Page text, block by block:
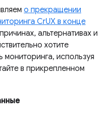
о прекращении
CrUX в конце
альтернативах и
хотите
используя
в прикрепленном